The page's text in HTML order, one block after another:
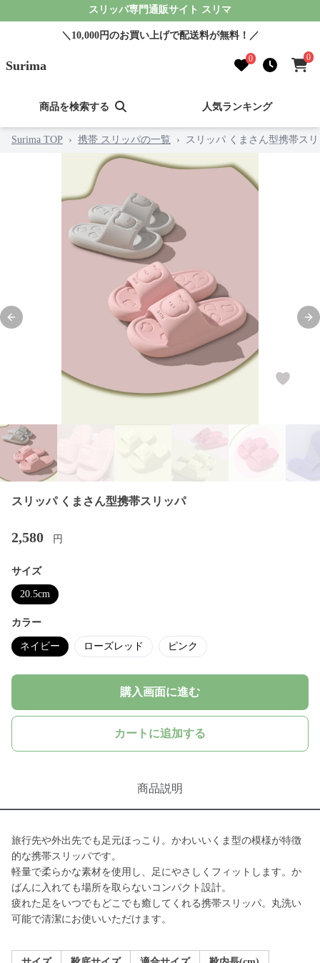
スリッパ専門通販サイト スリマ
＼10,000円のお買い上げで配送料が無料！／
Surima 0 0
商品を検索する 人気ランキング
Surima TOP › 携帯 スリッパの一覧 › スリッパ くまさん型携帯ス
Previous slide
スリッパ くまさん型携帯スリッパ
2,580 円
サイズ
20.5cm
カラー
ネイビー ローズレッド ピンク
購入画面に進む
カートに追加する
商品説明
旅行先や外出先でも足元ほっこり。かわいいくま型の模様が特徴
的な携帯スリッパです。
軽量で柔らかな素材を使用し、足にやさしくフィットします。か
ばんに入れても場所を取らないコンパクト設計。
疲れた足をいつでもどこでも癒してくれる携帯スリッパ。丸洗い
可能で清潔にお使いいただけます。